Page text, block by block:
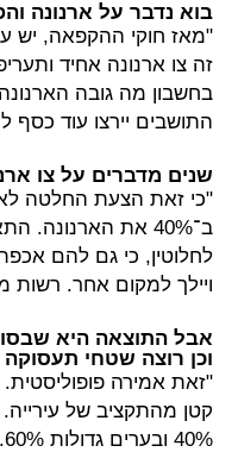
בוא נדבר על ארנונה
"מאז חוקי ההקפאה, יש
זה צו ארנונה אחיד
בחשבון מה גובה
התושבים יירצו עוד כסף
שנים מדברים על צו
"כי זאת הצעת החלטה לא
ב־40% את
לחלוטין, כי גם להם
ויילך למקום אחר.
אבל התוצאה היא
וכן רוצה שטחי תעסוקה
"זאת אמירה